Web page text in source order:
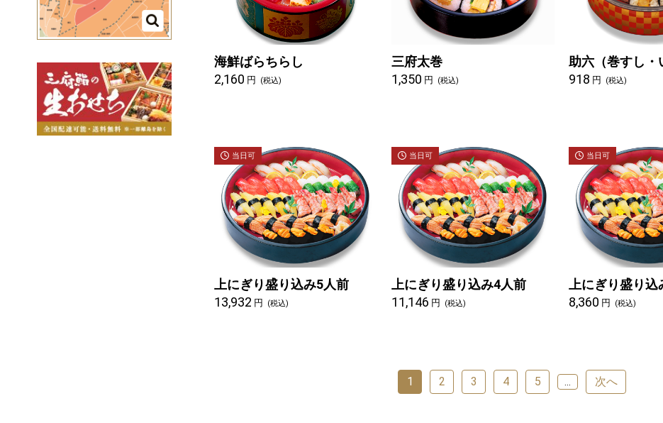
海鮮ばらちらし
2,160 円 (税込)
三府太巻
1,350 円 (税込)
助六（巻すし・
918 円 (税込)
当日可
上にぎり盛り込み5人前
13,932 円 (税込)
当日可
上にぎり盛り込み4人前
11,146 円 (税込)
当日可
上にぎり盛り
8,360 円 (税込)
1 2 3 4 5 次へ